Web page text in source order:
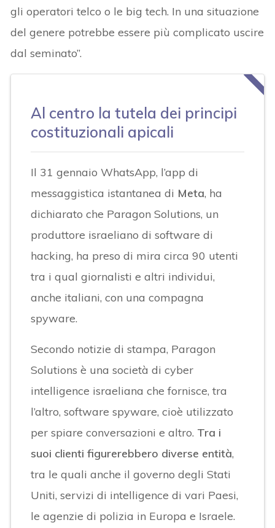
gli operatori telco o le big tech. In una situazione
del genere potrebbe essere più complicato uscire
dal seminato”.
Al centro la tutela dei principi
costituzionali apicali
Il 31 gennaio WhatsApp, l’app di
messaggistica istantanea di Meta, ha
dichiarato che Paragon Solutions, un
produttore israeliano di software di
hacking, ha preso di mira circa 90 utenti
tra i qual giornalisti e altri individui,
anche italiani, con una compagna
spyware.
Secondo notizie di stampa, Paragon
Solutions è una società di cyber
intelligence israeliana che fornisce, tra
l’altro, software spyware, cioè utilizzato
per spiare conversazioni e altro. Tra i
suoi clienti figurerebbero diverse entità,
tra le quali anche il governo degli Stati
Uniti, servizi di intelligence di vari Paesi,
le agenzie di polizia in Europa e Israele.